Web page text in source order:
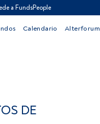
a FundsPeople
Calendario Alterforum
DE